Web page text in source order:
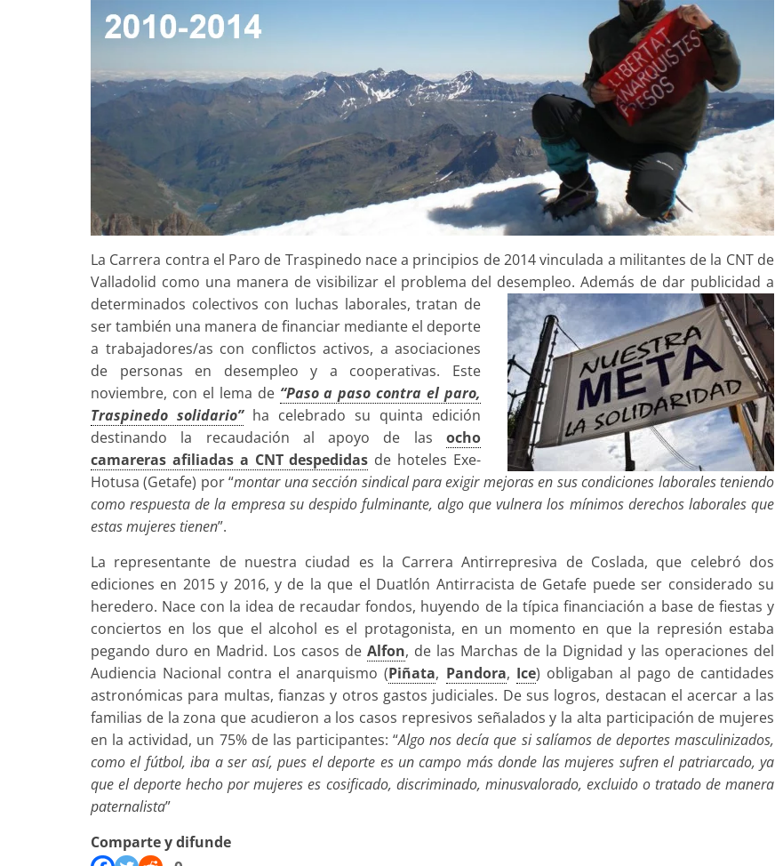
La Carrera contra el Paro de Traspinedo nace a principios de 2014 vinculada a militantes de la CNT de
Valladolid como una manera de visibilizar el problema del desempleo. Además de dar publicidad a
determinados colectivos con luchas laborales, tratan de
ser también una manera de financiar mediante el deporte
a trabajadores/as con conflictos activos, a asociaciones
de personas en desempleo y a cooperativas. Este
noviembre, con el lema de “Paso a paso contra el paro,
Traspinedo solidario”ha celebrado su quinta edición
destinando la recaudación al apoyo de las ocho
camareras afiliadas a CNT despedidas de hoteles Exe-
Hotusa (Getafe) por “montar una sección sindical para exigir mejoras en sus condiciones laborales teniendo
como respuesta de la empresa su despido fulminante, algo que vulnera los mínimos derechos laborales que
estas mujeres tienen”.
La representante de nuestra ciudad es la Carrera Antirrepresiva de Coslada, que celebró dos
ediciones en 2015 y 2016, y de la que el Duatlón Antirracista de Getafe puede ser considerado su
heredero. Nace con la idea de recaudar fondos, huyendo de la típica financiación a base de fiestas y
conciertos en los que el alcohol es el protagonista, en un momento en que la represión estaba
pegando duro en Madrid. Los casos de Alfon, de las Marchas de la Dignidad y las operaciones del
Audiencia Nacional contra el anarquismo (Piñata, Pandora, Ice) obligaban al pago de cantidades
astronómicas para multas, fianzas y otros gastos judiciales. De sus logros, destacan el acercar a las
familias de la zona que acudieron a los casos represivos señalados y la alta participación de mujeres
en la actividad, un 75% de las participantes: “Algo nos decía que si salíamos de deportes masculinizados,
como el fútbol, iba a ser así, pues el deporte es un campo más donde las mujeres sufren el patriarcado, ya
que el deporte hecho por mujeres es cosificado, discriminado, minusvalorado, excluido o tratado de manera
paternalista”
Comparte y difunde